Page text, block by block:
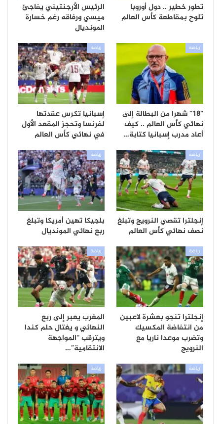
تطور خطير .. دول أوروبا
تلوح بمقاطعة كأس العالم
الرئيس الأرجنتيني يفاجئ
ميسي ورفاقه رغم خسارة
المونديال
رياضة
“18” شهرا من البطالة إلى
نهائي كأس العالم .. كيف
أعاد مدرب إسبانيا كتابة…
رياضة
إسبانيا تكرس عقدتها
لفرنسا وتحجز المقعد الأول
في نهائي كأس العالم
رياضة
إنجلترا تقصي النرويج وتبلغ
نصف نهائي كأس العالم
رياضة
بلجيكا تهين أمريكا وتبلغ
ربع نهائي المونديال
رياضة
إنجلترا تنجو بعشرة لاعبين
من انتفاضة المكسيك
وتضرب موعدا ناريا مع
النرويج
رياضة
المغرب يعبر إلى ربع
النهائي و يغتال حلم كندا
ويترقب “المواجهة
الانتقامية”…
رياضة رياضة